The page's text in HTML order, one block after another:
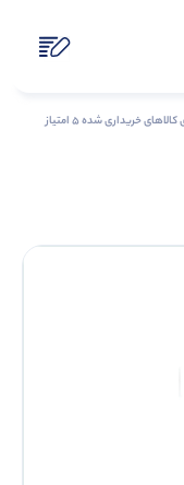
شمـا هـم دربـاره ایـن کــالا دیــدگاه ثبــت کنید، بــا ثبــت‌دیـدگاه بر روی کالاهای خریداری شده ۵ امتیاز